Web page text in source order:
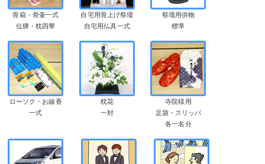
骨箱・骨壷一式
位牌・枕四華
自宅用骨上げ祭壇
自宅用仏具一式
祭壇用供物
標準
ローソク・お線香
一式
枕花
一対
寺院様用
足袋・スリッパ
各一名分